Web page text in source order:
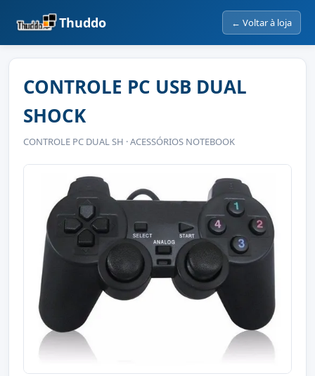
Thuddo ← Voltar à loja
CONTROLE PC USB DUAL
SHOCK
CONTROLE PC DUAL SH · ACESSÓRIOS NOTEBOOK